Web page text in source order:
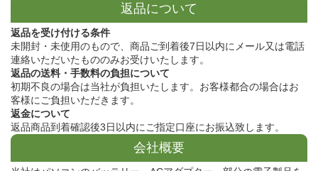
返品について
返品を受け付ける条件
未開封・未使用のもので、商品ご到着後7日以内にメール又は電話
連絡いただいたもののみお受けいたします。
返品の送料・手数料の負担について
初期不良の場合は当社が負担いたします。お客様都合の場合はお
客様にご負担いただきます。
返金について
返品商品到着確認後3日以内にご指定口座にお振込致します。
会社概要